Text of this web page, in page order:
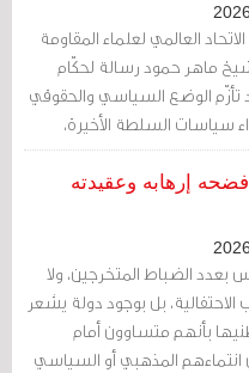
العالمي لعلماء المقاومة
ماهر حمود رسالة لحكّام
تأزّم الوضع السياسي والحقوقي
سياسات السلطة الأخيرة،
"يتقوا الله وأن يعاملوا الجميع
وقال "حصّنوا بلادكم
إرهابه وعقيدته
بعدد الضباط المتخرجين، ولا
بل بوجود دولة يشعر
بأنهم متساوون أمام
انتماءهم المذهبي أو السياسي